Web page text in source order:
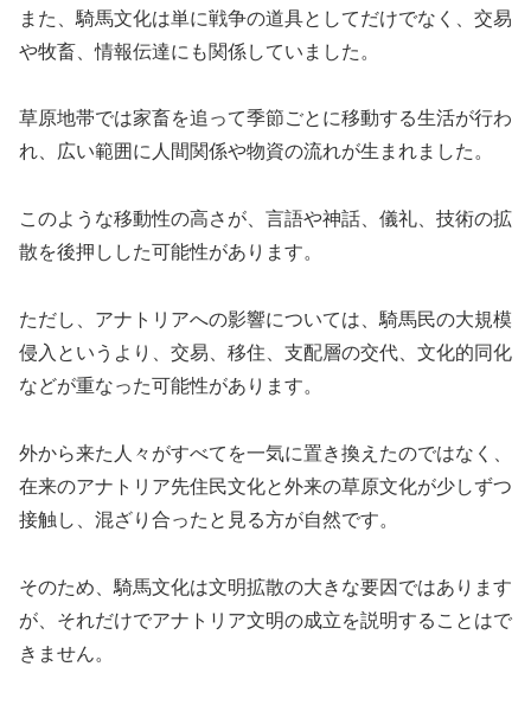
また、騎馬文化は単に戦争の道具としてだけでなく、交易
や牧畜、情報伝達にも関係していました。
草原地帯では家畜を追って季節ごとに移動する生活が行わ
れ、広い範囲に人間関係や物資の流れが生まれました。
このような移動性の高さが、言語や神話、儀礼、技術の拡
散を後押しした可能性があります。
ただし、アナトリアへの影響については、騎馬民の大規模
侵入というより、交易、移住、支配層の交代、文化的同化
などが重なった可能性があります。
外から来た人々がすべてを一気に置き換えたのではなく、
在来のアナトリア先住民文化と外来の草原文化が少しずつ
接触し、混ざり合ったと見る方が自然です。
そのため、騎馬文化は文明拡散の大きな要因ではあります
が、それだけでアナトリア文明の成立を説明することはで
きません。